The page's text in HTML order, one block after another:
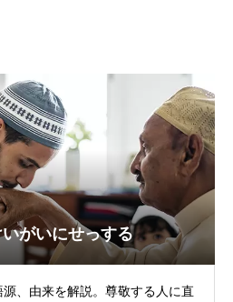
がいにせっする
、由来を解説。尊敬する人に直